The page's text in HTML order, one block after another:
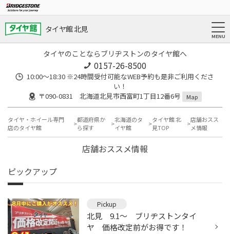
タイヤ館 北見
タイヤのことならブリヂストンのタイヤ館へ
0157-26-8500
10:00～18:30 ※24時間受付可能なWEB予約も是非ご利用くださ
い！
〒090-0831 北海道北見市西富町1丁目12番6号
Map
タイヤ・ホイール専門
店のタイヤ館
都道府県か
ら探す
北海道のタ
イヤ館
タイヤ館 北
見TOP
店舗おスス
メ情報
店舗おススメ情報
ピックアップ
Pickup
北見 9.1～ ブリヂストンタイ
ヤ 価格改定前がお得です！